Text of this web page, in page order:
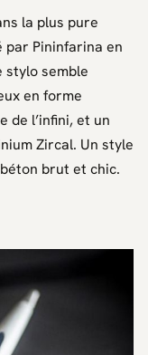
la plus pure
Pininfarina en
semble
en forme
de l’infini, et un
Zircal. Un style
brut et chic.